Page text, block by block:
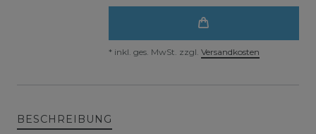
* inkl. ges. MwSt. zzgl. Versandkosten
BESCHREIBUNG